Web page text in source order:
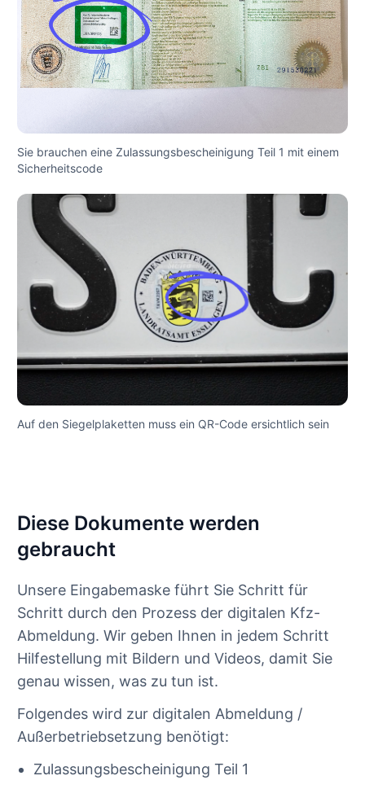
Sie brauchen eine Zulassungsbescheinigung Teil 1 mit einem
Sicherheitscode
Auf den Siegelplaketten muss ein QR-Code ersichtlich sein
Diese Dokumente werden
gebraucht
Unsere Eingabemaske führt Sie Schritt für
Schritt durch den Prozess der digitalen Kfz-
Abmeldung. Wir geben Ihnen in jedem Schritt
Hilfestellung mit Bildern und Videos, damit Sie
genau wissen, was zu tun ist.
Folgendes wird zur digitalen Abmeldung /
Außerbetriebsetzung benötigt:
Zulassungsbescheinigung Teil 1